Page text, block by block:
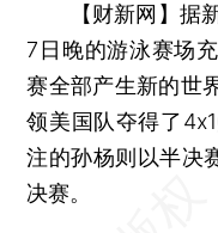
【财新网】 据
7日晚的游泳赛场
赛全部产生新的世
领美国队夺得了
注的孙杨则以半决
决赛。